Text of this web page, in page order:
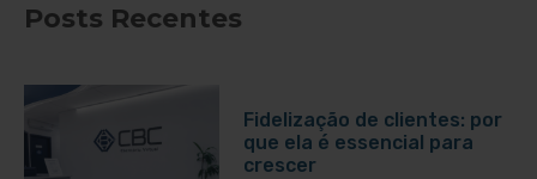
Posts Recentes
Fidelização de clientes: por
que ela é essencial para
crescer